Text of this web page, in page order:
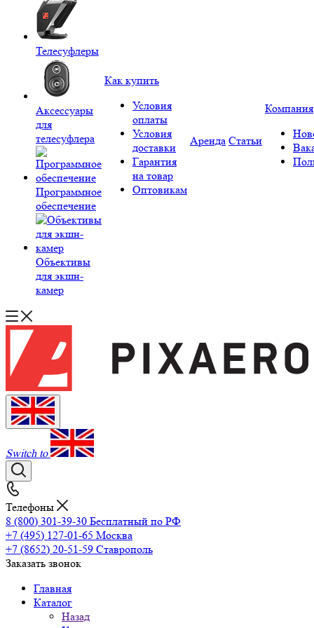
Телесуфлеры
Аксессуары
для
телесуфлера
Программное
обеспечение
Объективы
для экшн-
камер
Как купить
Условия
оплаты
Условия
доставки
Гарантия
на товар
Оптовикам
Аренда Статьи
Компания
Switch to
Телефоны
8 (800) 301-39-30 Бесплатный по РФ
+7 (495) 127-01-65 Москва
+7 (8652) 20-51-59 Ставрополь
Заказать звонок
Главная
Каталог
Назад